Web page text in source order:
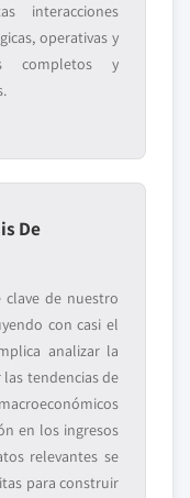
interacciones
operativas y
completos y
De
de nuestro
con casi el
analizar la
tendencias de
en los ingresos
relevantes se
para construir